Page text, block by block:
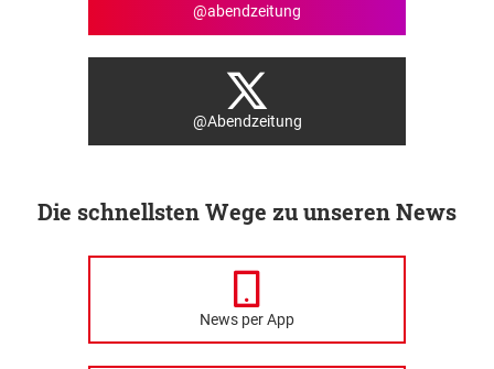
@abendzeitung
@Abendzeitung
Die schnellsten Wege zu unseren News
News per App